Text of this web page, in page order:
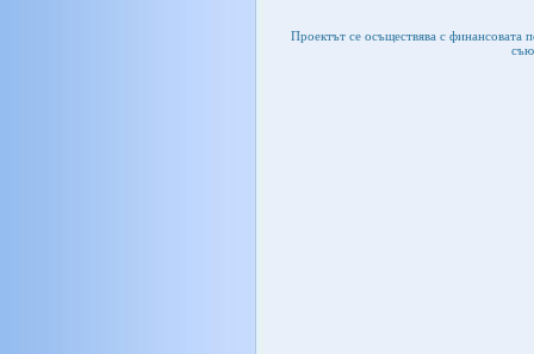
Проектът се осъществява с финансовата